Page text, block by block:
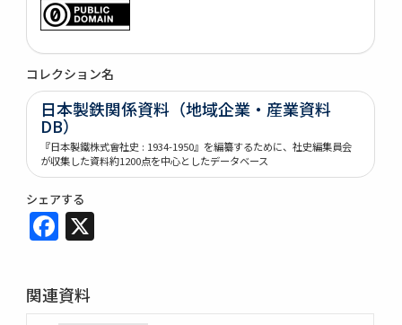
コレクション名
日本製鉄関係資料（地域企業・産業資料
DB）
『日本製鐵株式會社史 : 1934-1950』を編纂するために、社史編集員会
が収集した資料約1200点を中心としたデータベース
シェアする
Facebook
関連資料